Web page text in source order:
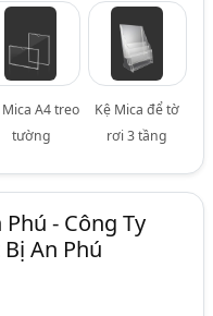
Mica A4 treo
tường
Kệ Mica để tờ
rơi 3 tầng
- Công Ty
An Phú